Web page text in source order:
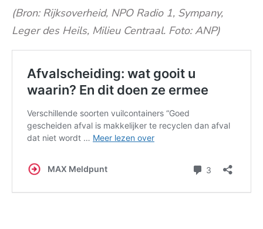
(Bron: Rijksoverheid, NPO Radio 1, Sympany,
Leger des Heils, Milieu Centraal. Foto: ANP)